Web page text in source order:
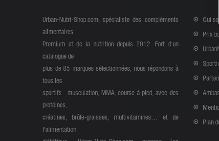
Urban-Nutri-Shop.com, spécialiste des compléments
alimentaires
Premium et de la nutrition depuis 2012. Fort d'un
catalogue de
plus de 85 marques sélectionnées, nous répondons à
tous les
sportifs : musculation, MMA, course à pied, avec des
protéines,
créatines, brûle-graisses, multivitamines… et de
l'alimentation
Qui
Prix
Plan